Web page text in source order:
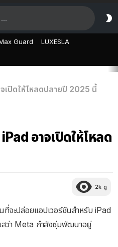
Guard LUXESLA
เปิดให้โหลดปลายปี 2025 นี้
อาจเปิดให้โหลด
2k ดู
จะปล่อยแอปเวอร์ชันสำหรับ iPad
ว่า Meta กำลังซุ่มพัฒนาอยู่